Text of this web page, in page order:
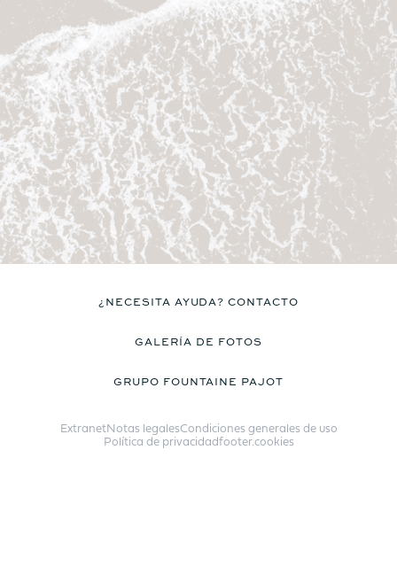
¿NECESITA AYUDA? CONTACTO
GALERÍA DE FOTOS
GRUPO FOUNTAINE PAJOT
ExtranetNotas legalesCondiciones generales de uso
Política de privacidadfooter.cookies
precio
Catamarán
FP44
Más información sobre el
precio